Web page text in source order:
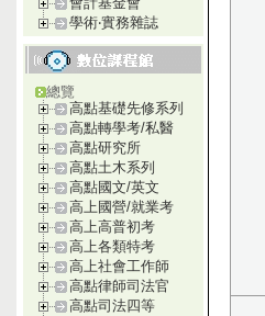
學術‧實務雜誌
總覽
高點基礎先修系列
高點轉學考/私醫
高點研究所
高點土木系列
高點國文/英文
高上國營/就業考
高上高普初考
高上各類特考
高上社會工作師
高點律師司法官
高點司法四等